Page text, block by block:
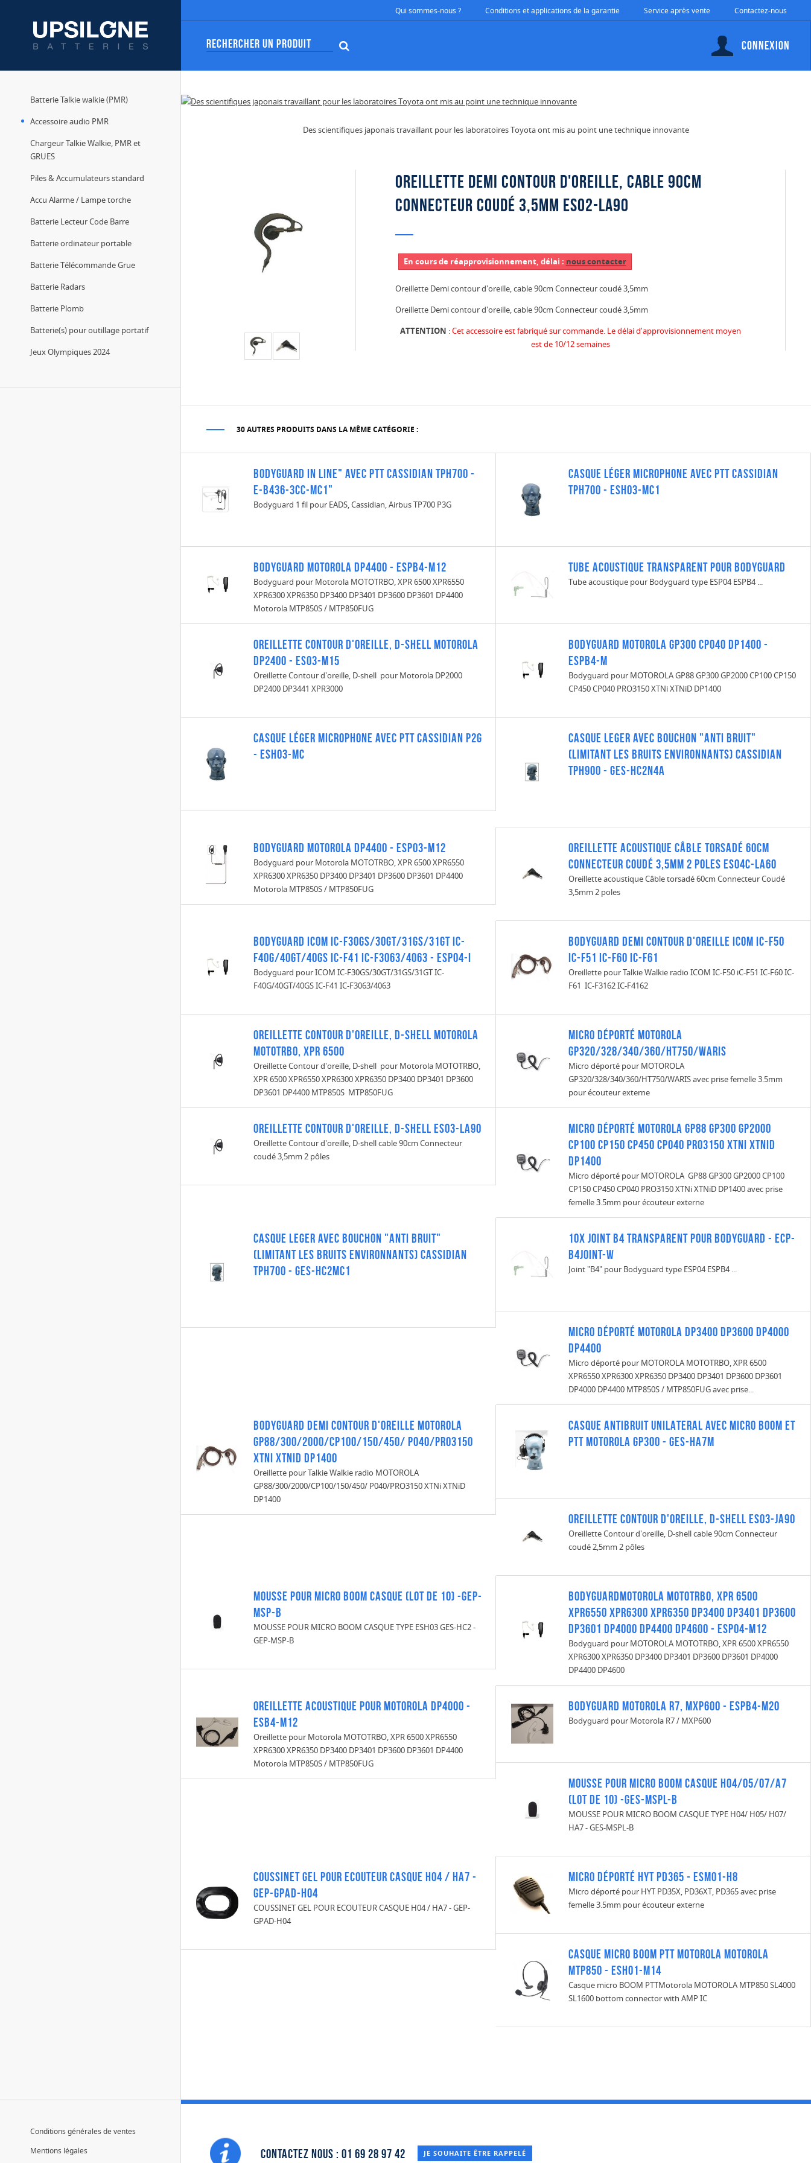
Qui sommes-nous ? Conditions et applications de la garantie Service après vente Contactez-nous
Connexion
Batterie Talkie walkie (PMR)
Accessoire audio PMR
Chargeur Talkie Walkie, PMR et
GRUES
Piles & Accumulateurs standard
Accu Alarme / Lampe torche
Batterie Lecteur Code Barre
Batterie ordinateur portable
Batterie Télécommande Grue
Batterie Radars
Batterie Plomb
Batterie(s) pour outillage portatif
Jeux Olympiques 2024
Des scientifiques japonais travaillant pour les laboratoires Toyota ont mis au point une technique innovante
Oreillette Demi contour d'oreille, cable 90cm
Connecteur coudé 3,5mm ES02-LA90
En cours de réapprovisionnement, délai : nous contacter
Oreillette Demi contour d'oreille, cable 90cm Connecteur coudé 3,5mm
Oreillette Demi contour d'oreille, cable 90cm Connecteur coudé 3,5mm
ATTENTION :Cet accessoire est fabriqué sur commande. Le délai d'approvisionnement moyen
est de 10/12 semaines
30 AUTRES PRODUITS DANS LA MÊME CATÉGORIE :
Bodyguard in line" avec PTT Cassidian TPH700 -
E-B436-3CC-MC1"
Bodyguard 1 fil pour EADS, Cassidian, Airbus TP700 P3G
Casque Léger Microphone avec PTT Cassidian
TPH700 - ESH03-MC1
Bodyguard Motorola DP4400 - ESPB4-M12
Bodyguard pour Motorola MOTOTRBO, XPR 6500 XPR6550
XPR6300 XPR6350 DP3400 DP3401 DP3600 DP3601 DP4400
Motorola MTP850S / MTP850FUG
Tube acoustique transparent pour bodyguard
Tube acoustique pour Bodyguard type ESP04 ESPB4 ...
Oreillette Contour d'oreille, D-shell Motorola
DP2400 - ES03-M15
Oreillette Contour d'oreille, D-shell pour Motorola DP2000
DP2400 DP3441 XPR3000
Bodyguard Motorola GP300 CP040 DP1400 -
ESPB4-M
Bodyguard pour MOTOROLA GP88 GP300 GP2000 CP100 CP150
CP450 CP040 PRO3150 XTNi XTNiD DP1400
Casque Léger Microphone avec PTT Cassidian p2g
- ESH03-MC
CASQUE LEGER AVEC BOUCHON "ANTI BRUIT"
(Limitant les bruits environnants) Cassidian
TPH900 - GES-HC2N4A
Bodyguard Motorola DP4400 - ESP03-M12
Bodyguard pour Motorola MOTOTRBO, XPR 6500 XPR6550
XPR6300 XPR6350 DP3400 DP3401 DP3600 DP3601 DP4400
Motorola MTP850S / MTP850FUG
Oreillette acoustique Câble torsadé 60cm
Connecteur Coudé 3,5mm 2 poles ES04C-LA60
Oreillette acoustique Câble torsadé 60cm Connecteur Coudé
3,5mm 2 poles
Bodyguard ICOM IC-F30GS/30GT/31GS/31GT IC-
F40G/40GT/40GS IC-F41 IC-F3063/4063 - ESP04-I
Bodyguard pour ICOM IC-F30GS/30GT/31GS/31GT IC-
F40G/40GT/40GS IC-F41 IC-F3063/4063
Bodyguard demi contour d'oreille ICOM IC-F50
iC-F51 IC-F60 IC-F61
Oreillette pour Talkie Walkie radio ICOM IC-F50 iC-F51 IC-F60 IC-
F61 IC-F3162 IC-F4162
Oreillette Contour d'oreille, D-shell MOTOROLA
MOTOTRBO, XPR 6500
Oreillette Contour d'oreille, D-shell pour Motorola MOTOTRBO,
XPR 6500 XPR6550 XPR6300 XPR6350 DP3400 DP3401 DP3600
DP3601 DP4400 MTP850S MTP850FUG
Micro déporté MOTOROLA
GP320/328/340/360/HT750/WARIS
Micro déporté pour MOTOROLA
GP320/328/340/360/HT750/WARIS avec prise femelle 3.5mm
pour écouteur externe
Oreillette Contour d'oreille, D-shell ES03-LA90
Oreillette Contour d'oreille, D-shell cable 90cm Connecteur
coudé 3,5mm 2 pôles
Micro déporté MOTOROLA GP88 GP300 GP2000
CP100 CP150 CP450 CP040 PRO3150 XTNi XTNiD
DP1400
Micro déporté pour MOTOROLA GP88 GP300 GP2000 CP100
CP150 CP450 CP040 PRO3150 XTNi XTNiD DP1400 avec prise
femelle 3.5mm pour écouteur externe
CASQUE LEGER AVEC BOUCHON "ANTI BRUIT"
(Limitant les bruits environnants) Cassidian
TPH700 - GES-HC2MC1
10x Joint B4 transparent pour bodyguard - ECP-
B4JOINT-W
Joint "B4" pour Bodyguard type ESP04 ESPB4 ...
Micro déporté MOTOROLA DP3400 DP3600 DP4000
DP4400
Micro déporté pour MOTOROLA MOTOTRBO, XPR 6500
XPR6550 XPR6300 XPR6350 DP3400 DP3401 DP3600 DP3601
DP4000 DP4400 MTP850S / MTP850FUG avec prise...
Bodyguard demi contour d'oreille MOTOROLA
GP88/300/2000/CP100/150/450/ P040/PRO3150
XTNi XTNiD DP1400
Oreillette pour Talkie Walkie radio MOTOROLA
GP88/300/2000/CP100/150/450/ P040/PRO3150 XTNi XTNiD
DP1400
CASQUE ANTIBRUIT UNILATERAL AVEC MICRO BOOM ET
PTT MOTOROLA GP300 - GES-HA7M
Oreillette Contour d'oreille, D-shell ES03-JA90
Oreillette Contour d'oreille, D-shell cable 90cm Connecteur
coudé 2,5mm 2 pôles
MOUSSE POUR MICRO BOOM CASQUE (Lot de 10) -GEP-
MSP-B
MOUSSE POUR MICRO BOOM CASQUE TYPE ESH03 GES-HC2 -
GEP-MSP-B
BodyguardMOTOROLA MOTOTRBO, XPR 6500
XPR6550 XPR6300 XPR6350 DP3400 DP3401 DP3600
DP3601 DP4000 DP4400 DP4600 - ESP04-M12
Bodyguard pour MOTOROLA MOTOTRBO, XPR 6500 XPR6550
XPR6300 XPR6350 DP3400 DP3401 DP3600 DP3601 DP4000
DP4400 DP4600
OREILLETTE ACOUSTIQUE POUR MOTOROLA DP4000 -
ESB4-M12
Oreillette pour Motorola MOTOTRBO, XPR 6500 XPR6550
XPR6300 XPR6350 DP3400 DP3401 DP3600 DP3601 DP4400
Motorola MTP850S / MTP850FUG
Bodyguard Motorola R7, MXP600 - ESPB4-M20
Bodyguard pour Motorola R7 / MXP600
MOUSSE POUR MICRO BOOM CASQUE H04/05/07/A7
(Lot de 10) -GES-MSPL-B
MOUSSE POUR MICRO BOOM CASQUE TYPE H04/ H05/ H07/
HA7 - GES-MSPL-B
COUSSINET GEL POUR ECOUTEUR CASQUE H04 / HA7 -
GEP-GPAD-H04
COUSSINET GEL POUR ECOUTEUR CASQUE H04 / HA7 - GEP-
GPAD-H04
Micro déporté HYT PD365 - ESM01-H8
Micro déporté pour HYT PD35X, PD36XT, PD365 avec prise
femelle 3.5mm pour écouteur externe
Casque micro BOOM PTT Motorola MOTOROLA
MTP850 - ESH01-M14
Casque micro BOOM PTTMotorola MOTOROLA MTP850 SL4000
SL1600 bottom connector with AMP IC
Conditions générales de ventes
Mentions légales
Contactez nous : 01 69 28 97 42 JE SOUHAITE ÊTRE RAPPELÉ